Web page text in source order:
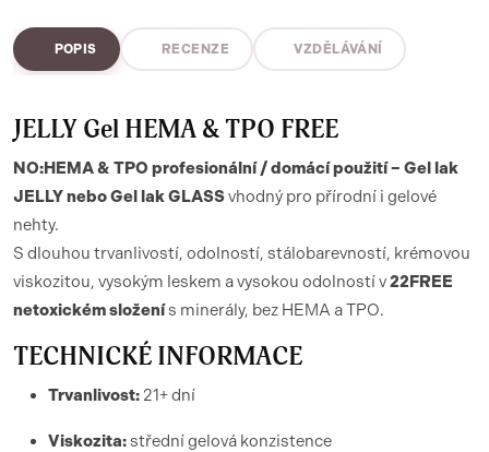
POPIS RECENZE VZDĚLÁVÁNÍ
JELLY Gel HEMA & TPO FREE
NO:HEMA & TPO profesionální / domácí použití – Gel lak
JELLY nebo Gel lak GLASSvhodný pro přírodní i gelové
nehty.
S dlouhou trvanlivostí, odolností, stálobarevností, krémovou
viskozitou, vysokým leskem a vysokou odolností v22FREE
netoxickém složenís minerály, bez HEMA a TPO.
TECHNICKÉ INFORMACE
Trvanlivost: 21+ dní
Viskozita:střední gelová konzistence